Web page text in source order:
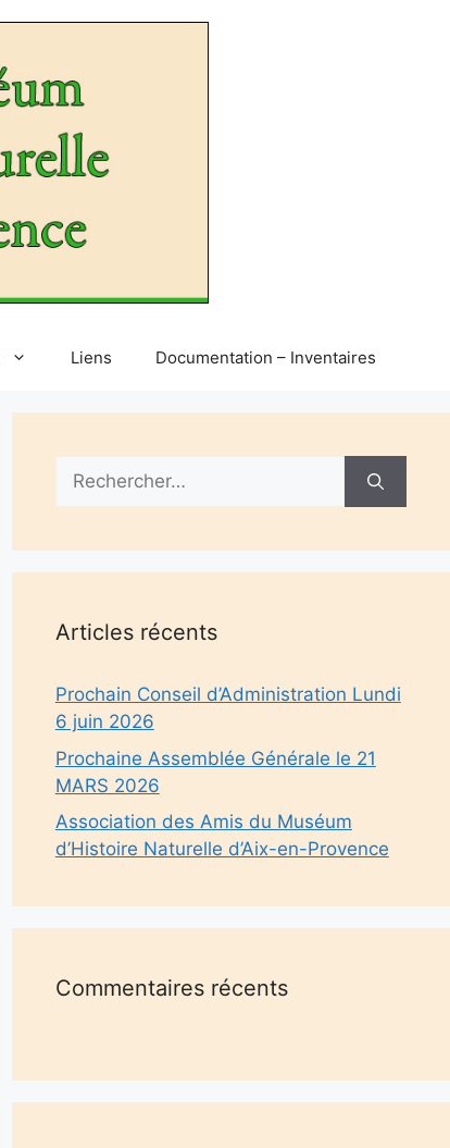
Liens Documentation – Inventaires
Rechercher :
Articles récents
Prochain Conseil d’Administration Lundi
6 juin 2026
Prochaine Assemblée Générale le 21
MARS 2026
Association des Amis du Muséum
d’Histoire Naturelle d’Aix-en-Provence
Commentaires récents